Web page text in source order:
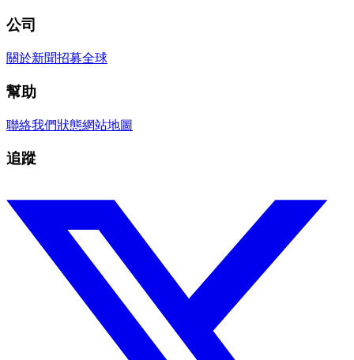
公司
關於新聞招募全球
幫助
聯絡我們狀態網站地圖
追蹤